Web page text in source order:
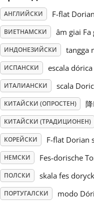
Svenska
Tiếng Việt
Türkçe
Українська
简体中文
繁體中文
АНГЛИЙСКИ F-flat
ВИЕТНАМСКИ âm giai Fa
ИНДОНЕЗИЙСКИ tangga
ИСПАНСКИ escala
ИТАЛИАНСКИ scala
КИТАЙСКИ (ОПРОСТЕН)
КИТАЙСКИ (ТРАДИЦИОНЕН)
КОРЕЙСКИ F-flat Dorian
НЕМСКИ Fes-dorische
ПОЛСКИ skala fes
ПОРТУГАЛСКИ modo